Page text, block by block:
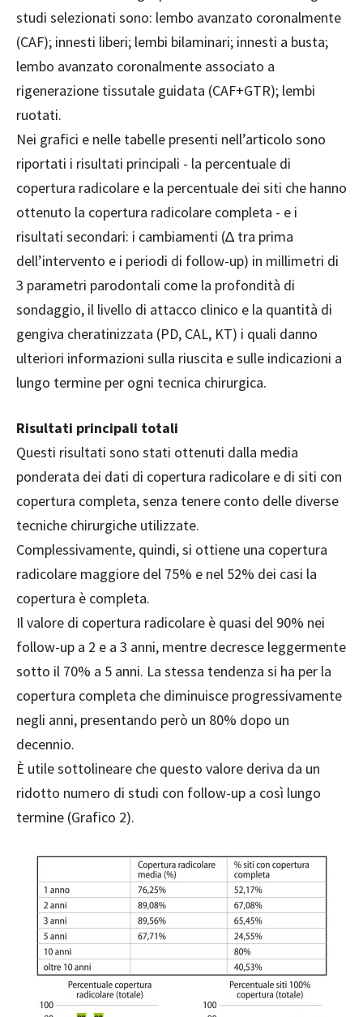
studi selezionati sono: lembo avanzato coronalmente
(CAF); innesti liberi; lembi bilaminari; innesti a busta;
lembo avanzato coronalmente associato a
rigenerazione tissutale guidata (CAF+GTR); lembi
ruotati.
Nei grafici e nelle tabelle presenti nell’articolo sono
riportati i risultati principali - la percentuale di
copertura radicolare e la percentuale dei siti che hanno
ottenuto la copertura radicolare completa - e i
risultati secondari: i cambiamenti (∆ tra prima
dell’intervento e i periodi di follow-up) in millimetri di
3 parametri parodontali come la profondità di
sondaggio, il livello di attacco clinico e la quantità di
gengiva cheratinizzata (PD, CAL, KT) i quali danno
ulteriori informazioni sulla riuscita e sulle indicazioni a
lungo termine per ogni tecnica chirurgica.
Risultati principali totali
Questi risultati sono stati ottenuti dalla media
ponderata dei dati di copertura radicolare e di siti con
copertura completa, senza tenere conto delle diverse
tecniche chirurgiche utilizzate.
Complessivamente, quindi, si ottiene una copertura
radicolare maggiore del 75% e nel 52% dei casi la
copertura è completa.
Il valore di copertura radicolare è quasi del 90% nei
follow-up a 2 e a 3 anni, mentre decresce leggermente
sotto il 70% a 5 anni. La stessa tendenza si ha per la
copertura completa che diminuisce progressivamente
negli anni, presentando però un 80% dopo un
decennio.
È utile sottolineare che questo valore deriva da un
ridotto numero di studi con follow-up a così lungo
termine (Grafico 2).